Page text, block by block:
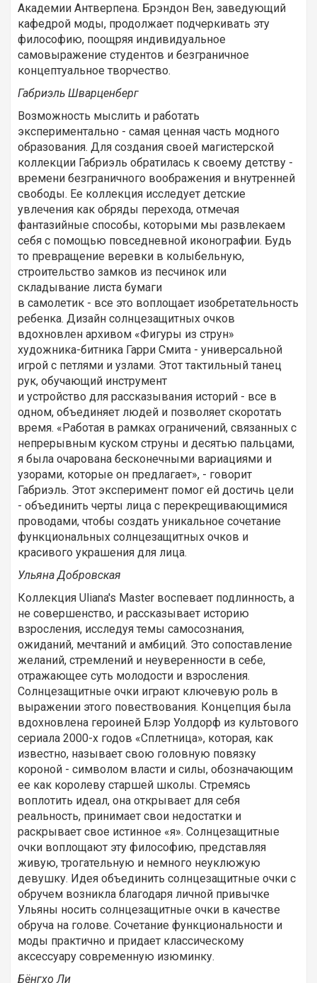
Академии Антверпена. Брэндон Вен, заведующий
кафедрой моды, продолжает подчеркивать эту
философию, поощряя индивидуальное
самовыражение студентов и безграничное
концептуальное творчество.
Габриэль Шварценберг
Возможность мыслить и работать
экспериментально - самая ценная часть модного
образования. Для создания своей магистерской
коллекции Габриэль обратилась к своему детству -
времени безграничного воображения и внутренней
свободы. Ее коллекция исследует детские
увлечения как обряды перехода, отмечая
фантазийные способы, которыми мы развлекаем
себя с помощью повседневной иконографии. Будь
то превращение веревки в колыбельную,
строительство замков из песчинок или
складывание листа бумаги
в самолетик - все это воплощает изобретательность
ребенка. Дизайн солнцезащитных очков
вдохновлен архивом «Фигуры из струн»
художника-битника Гарри Смита - универсальной
игрой с петлями и узлами. Этот тактильный танец
рук, обучающий инструмент
и устройство для рассказывания историй - все в
одном, объединяет людей и позволяет скоротать
время. «Работая в рамках ограничений, связанных с
непрерывным куском струны и десятью пальцами,
я была очарована бесконечными вариациями и
узорами, которые он предлагает», - говорит
Габриэль. Этот эксперимент помог ей достичь цели
- объединить черты лица с перекрещивающимися
проводами, чтобы создать уникальное сочетание
функциональных солнцезащитных очков и
красивого украшения для лица.
Ульяна Добровская
Коллекция Uliana's Master воспевает подлинность, а
не совершенство, и рассказывает историю
взросления, исследуя темы самосознания,
ожиданий, мечтаний и амбиций. Это сопоставление
желаний, стремлений и неуверенности в себе,
отражающее суть молодости и взросления.
Солнцезащитные очки играют ключевую роль в
выражении этого повествования. Концепция была
вдохновлена героиней Блэр Уолдорф из культового
сериала 2000-х годов «Сплетница», которая, как
известно, называет свою головную повязку
короной - символом власти и силы, обозначающим
ее как королеву старшей школы. Стремясь
воплотить идеал, она открывает для себя
реальность, принимает свои недостатки и
раскрывает свое истинное «я». Солнцезащитные
очки воплощают эту философию, представляя
живую, трогательную и немного неуклюжую
девушку. Идея объединить солнцезащитные очки с
обручем возникла благодаря личной привычке
Ульяны носить солнцезащитные очки в качестве
обруча на голове. Сочетание функциональности и
моды практично и придает классическому
аксессуару современную изюминку.
Бёнгхо Ли